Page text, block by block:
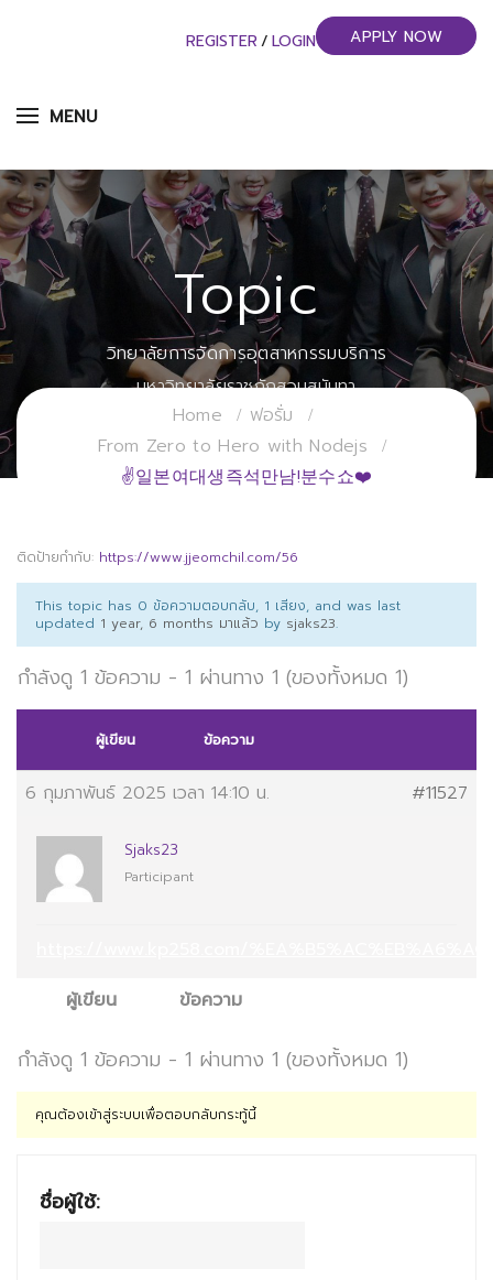
MENU
REGISTER / LOGIN APPLY NOW
Topic
วิทยาลัยการจัดการอุตสาหกรรมบริการ
มหาวิทยาลัยราชภัฏสวนสุนันทา
Home
ฟอรั่ม
From Zero to Hero with Nodejs
✌일본여대생즉석만남!분수쇼❤️
ติดป้ายกำกับ: https://www.jjeomchil.com/56
This topic has 0 ข้อความตอบกลับ, 1 เสียง, and was last
updated 1 year, 6 months มาแล้ว by sjaks23.
กำลังดู 1 ข้อความ - 1 ผ่านทาง 1 (ของทั้งหมด 1)
ผู้เขียน ข้อความ
6 กุมภาพันธ์ 2025 เวลา 14:10 น. #11527
Sjaks23
Participant
ผู้เขียน
ข้อความ
กำลังดู 1 ข้อความ - 1 ผ่านทาง 1 (ของทั้งหมด 1)
คุณต้องเข้าสู่ระบบเพื่อตอบกลับกระทู้นี้
ชื่อผู้ใช้: